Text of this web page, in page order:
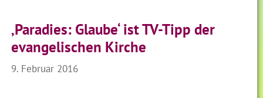
‚Paradies: Glaube‘ ist TV-Tipp der
evangelischen Kirche
9. Februar 2016